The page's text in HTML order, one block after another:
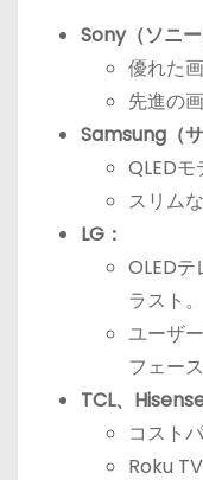
Sony（ソニー
優れた
先進の
Samsung（
QLEDモ
スリム
LG：
OLED
ラスト。
ユーザ
フェース
TCL、
コスト
Roku